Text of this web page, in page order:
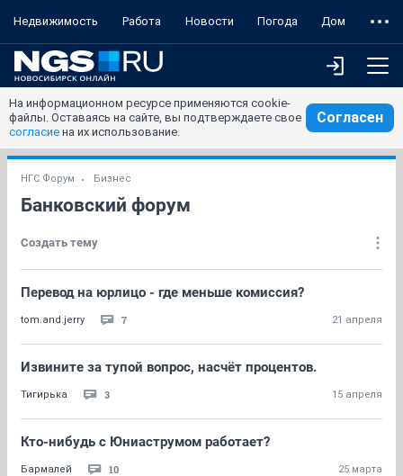
Недвижимость Работа Новости Погода Дом
На информационном ресурсе применяются cookie-
файлы. Оставаясь на сайте, вы подтверждаете свое
согласие на их использование.
Согласен
НГС.Форум Бизнес
Банковский форум
Создать тему
Перевод на юрлицо - где меньше комиссия?
tom.and.jerry 7 21 апреля
Извините за тупой вопрос, насчёт процентов.
Тигирька 3 15 апреля
Кто-нибудь с Юниаструмом работает?
Бaрмaлей 10 25 марта